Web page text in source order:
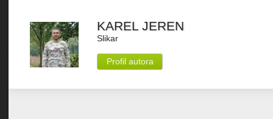
KAREL JEREN
Slikar
Profil autora